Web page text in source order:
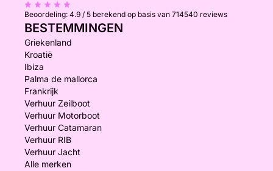
Beoordeling: 4.9 / 5 berekend op basis van 714540 reviews
BESTEMMINGEN
Griekenland
Kroatië
Ibiza
Palma de mallorca
Frankrijk
Verhuur Zeilboot
Verhuur Motorboot
Verhuur Catamaran
Verhuur RIB
Verhuur Jacht
Alle merken